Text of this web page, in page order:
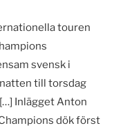
touren
svensk i
till torsdag
Inlägget Anton
dök först